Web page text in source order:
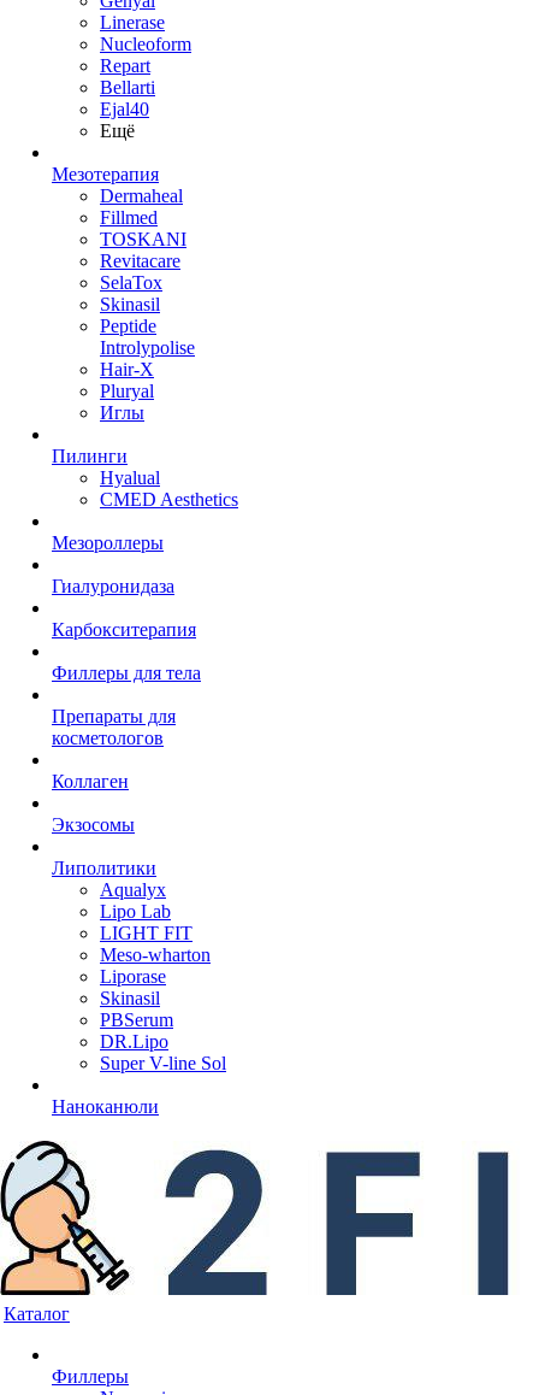
Linerase
Nucleoform
Repart
Bellarti
Ejal40
Ещё
Мезотерапия
Dermaheal
Fillmed
TOSKANI
Revitacare
SelaTox
Skinasil
Peptide
Introlypolise
Hair-X
Pluryal
Иглы
Пилинги
Hyalual
CMED Aesthetics
Мезороллеры
Гиалуронидаза
Карбокситерапия
Филлеры для тела
Препараты для
косметологов
Коллаген
Экзосомы
Липолитики
Aqualyx
Lipo Lab
LIGHT FIT
Meso-wharton
Liporase
Skinasil
PBSerum
DR.Lipo
Super V-line Sol
Наноканюли
Каталог
Филлеры